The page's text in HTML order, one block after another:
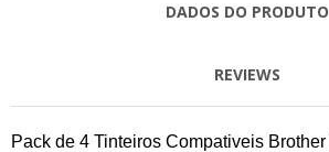
DADOS DO PRODUTO
REVIEWS
Pack de 4 Tinteiros Compativeis Brother